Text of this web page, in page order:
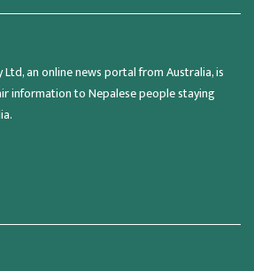
an online news portal from Australia, is
information to Nepalese people staying